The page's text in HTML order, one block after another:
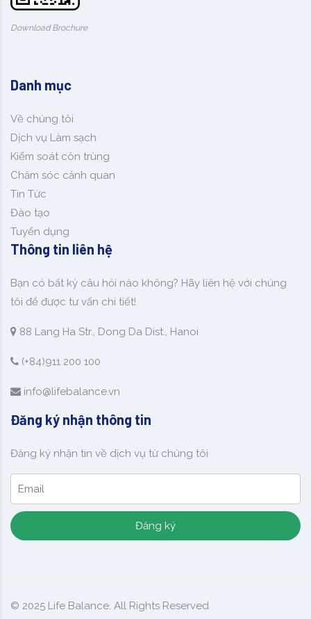
Download Brochure
Danh mục
Về chúng tôi
Dịch vụ Làm sạch
Kiểm soát côn trùng
Chăm sóc cảnh quan
Tin Tức
Đào tạo
Tuyển dụng
Thông tin liên hệ
Bạn có bất kỳ câu hỏi nào không? Hãy liên hệ với chúng
tôi để được tư vấn chi tiết!
88 Lang Ha Str., Dong Da Dist., Hanoi
(+84)911 200 100
info@lifebalance.vn
Đăng ký nhận thông tin
Đăng ký nhận tin về dịch vụ từ chúng tôi
Đăng ký
© 2025 Life Balance. All Rights Reserved